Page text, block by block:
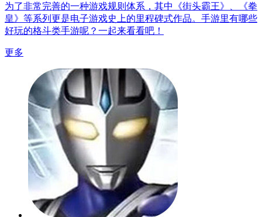
为了非常完善的一种游戏规则体系，其中《街头霸王》、《拳
皇》等系列更是电子游戏史上的里程碑式作品。手游里有哪些
好玩的格斗类手游呢？一起来看看吧！
更多